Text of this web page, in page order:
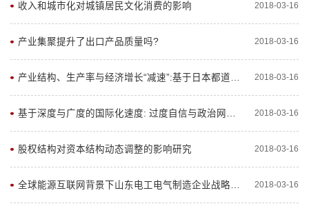
收入和城市化对城镇居民文化消费的影响 2018-03-16
产业集聚提升了出口产品质量吗? 2018-03-16
产业结构、生产率与经济增长“减速”:基于日本都道府县面板数据的实证分析 2018-03-16
基于深度与广度的国际化速度: 过度自信与政治网络的作用 2018-03-16
股权结构对资本结构动态调整的影响研究 2018-03-16
全球能源互联网背景下山东电工电气制造企业战略转型研究:基于动态能力的视角 2018-03-16